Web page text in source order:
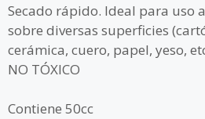
Secado rápido. Ideal para uso
sobre diversas superficies
cerámica, cuero, papel, yeso,
NO TÓXICO
Contiene 50cc